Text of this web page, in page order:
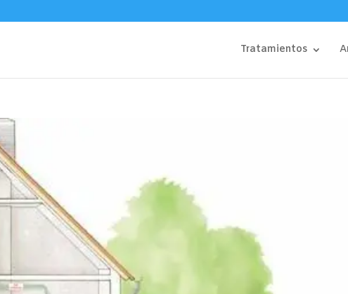
Tratamientos